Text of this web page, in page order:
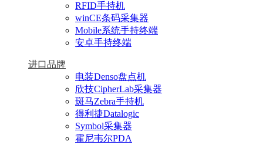
RFID手持机
winCE条码采集器
Mobile系统手持终端
安卓手持终端
进口品牌
电装Denso盘点机
欣技CipherLab采集器
斑马Zebra手持机
得利捷Datalogic
Symbol采集器
霍尼韦尔PDA